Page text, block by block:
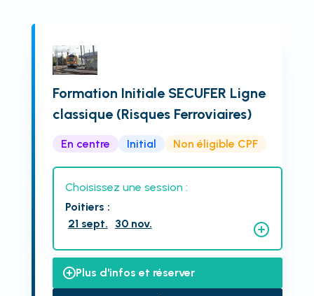
Formation Initiale SECUFER Ligne
classique (Risques Ferroviaires)
En centre Initial Non éligible CPF
Choisissez une session :
Poitiers :
21 sept.
30 nov.
Plus d'infos et réserver